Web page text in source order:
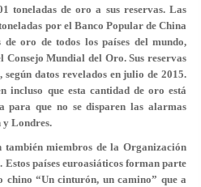
toneladas de oro a sus reservas. Las
por el Banco Popular de China
de oro de todos los países del mundo,
Consejo Mundial del Oro. Sus reservas
datos revelados en julio de 2015.
incluso que esta cantidad de oro está
para que no se disparen las alarmas
y Londres.
miembros de la Organización
países euroasiáticos forman parte
chino “Un cinturón, un camino” que a